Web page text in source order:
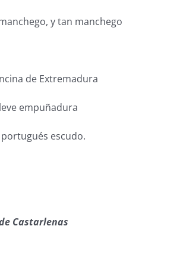
y tan manchego
de Extremadura
empuñadura
portugués escudo.
Castarlenas